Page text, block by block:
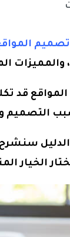
والمميزات
قد
التصميم
الدليل
الخيار